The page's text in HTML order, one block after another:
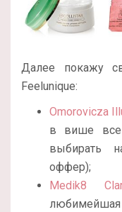
Далее покажу
Feelunique:
Omorovicza
в више
выбирать
оффер);
Medik8
любимейшая